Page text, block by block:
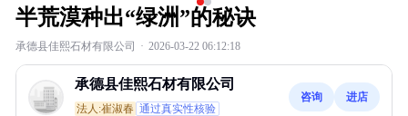
半荒漠种出“绿洲”的秘诀
承德县佳熙石材有限公司 · 2026-03-22 06:12:18
承德县佳熙石材有限公司
法人:崔淑春 通过真实性核验
咨询 进店